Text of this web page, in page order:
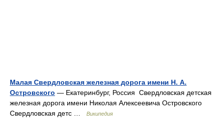
Малая Свердловская железная дорога имени Н. А.
Островского — Екатеринбург, Россия Свердловская детская
железная дорога имени Николая Алексеевича Островского
Свердловская детс …
Википедия